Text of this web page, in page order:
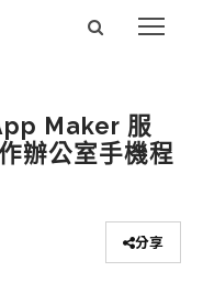
Maker 服
辦公室手機程
分享